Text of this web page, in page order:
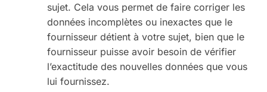
sujet. Cela vous permet de faire corriger les
données incomplètes ou inexactes que le
fournisseur détient à votre sujet, bien que le
fournisseur puisse avoir besoin de vérifier
l’exactitude des nouvelles données que vous
lui fournissez.